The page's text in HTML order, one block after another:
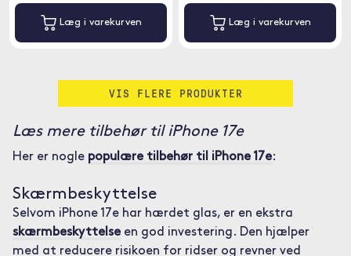
Læg i varekurven Læg i varekurven
VIS FLERE PRODUKTER
Læs mere tilbehør til iPhone 17e
Her er nogle populære tilbehør til iPhone 17e:
Skærmbeskyttelse
Selvom iPhone 17e har hærdet glas, er en ekstra
skærmbeskyttelseen god investering. Den hjælper
med at reducere risikoen for ridser og revner ved